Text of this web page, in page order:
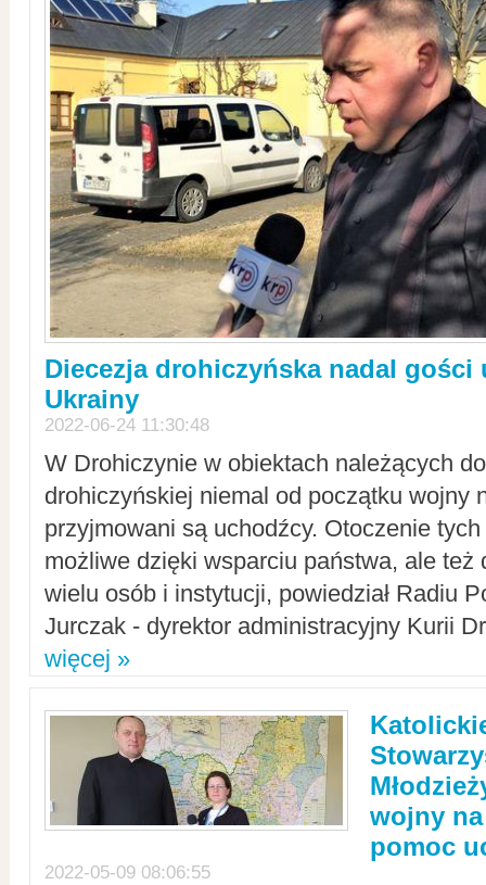
Diecezja drohiczyńska nadal gości
Ukrainy
2022-06-24 11:30:48
W Drohiczynie w obiektach należących
drohiczyńskiej niemal od początku wojny
przyjmowani są uchodźcy. Otoczenie
możliwe dzięki wsparciu państwa, ale też
wielu osób i instytucji, powiedział Radiu
Jurczak - dyrektor administracyjny Kurii
więcej »
wojny
pomoc
2022-05-09 08:06:55